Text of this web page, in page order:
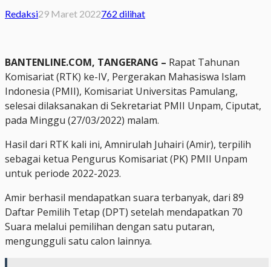
Redaksi29 Maret 2022762 dilihat
BANTENLINE.COM, TANGERANG – Rapat Tahunan
Komisariat (RTK) ke-IV, Pergerakan Mahasiswa Islam
Indonesia (PMII), Komisariat Universitas Pamulang,
selesai dilaksanakan di Sekretariat PMII Unpam, Ciputat,
pada Minggu (27/03/2022) malam.
Hasil dari RTK kali ini, Amnirulah Juhairi (Amir), terpilih
sebagai ketua Pengurus Komisariat (PK) PMII Unpam
untuk periode 2022-2023.
Amir berhasil mendapatkan suara terbanyak, dari 89
Daftar Pemilih Tetap (DPT) setelah mendapatkan 70
Suara melalui pemilihan dengan satu putaran,
mengungguli satu calon lainnya.